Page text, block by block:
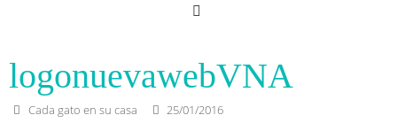
logonuevawebVNA
Cada gato en su casa
25/01/2016